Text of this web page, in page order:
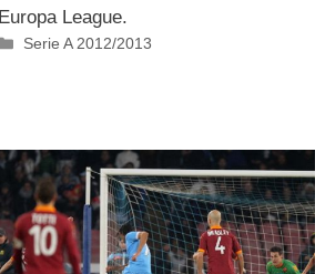
Europa League.
Categorie
Serie A 2012/2013